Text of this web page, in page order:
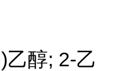
乙醇; 2-乙